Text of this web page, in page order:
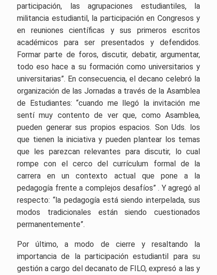
participación, las agrupaciones estudiantiles, la
militancia estudiantil, la participación en Congresos y
en reuniones científicas y sus primeros escritos
académicos para ser presentados y defendidos.
Formar parte de foros, discutir, debatir, argumentar,
todo eso hace a su formación como universitarios y
universitarias”. En consecuencia, el decano celebró la
organización de las Jornadas a través de la Asamblea
de Estudiantes: “cuando me llegó la invitación me
sentí muy contento de ver que, como Asamblea,
pueden generar sus propios espacios. Son Uds. los
que tienen la iniciativa y pueden plantear los temas
que les parezcan relevantes para discutir, lo cual
rompe con el cerco del currículum formal de la
carrera en un contexto actual que pone a la
pedagogía frente a complejos desafíos” . Y agregó al
respecto: “la pedagogía está siendo interpelada, sus
modos tradicionales están siendo cuestionados
permanentemente”.
Por último, a modo de cierre y resaltando la
importancia de la participación estudiantil para su
gestión a cargo del decanato de FILO, expresó a las y